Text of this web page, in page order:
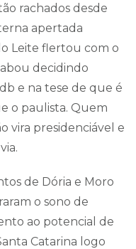
rachados desde
apertada
Leite flertou com o
decidindo
e na tese de que é
o paulista. Quem
vira presidenciável e
de Dória e Moro
o sono de
ao potencial de
Catarina logo